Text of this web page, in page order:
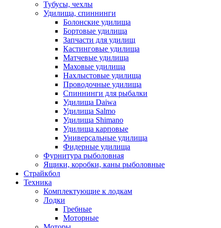
Тубусы, чехлы
Удилища, спиннинги
Болонские удилища
Бортовые удилища
Запчасти для удилищ
Кастинговые удилища
Матчевые удилища
Маховые удилища
Нахлыстовые удилища
Проводочные удилища
Спиннинги для рыбалки
Удилища Daiwa
Удилища Salmo
Удилища Shimano
Удилища карповые
Универсальные удилища
Фидерные удилища
Фурнитура рыболовная
Ящики, коробки, каны рыболовные
Страйкбол
Техника
Комплектующие к лодкам
Лодки
Гребные
Моторные